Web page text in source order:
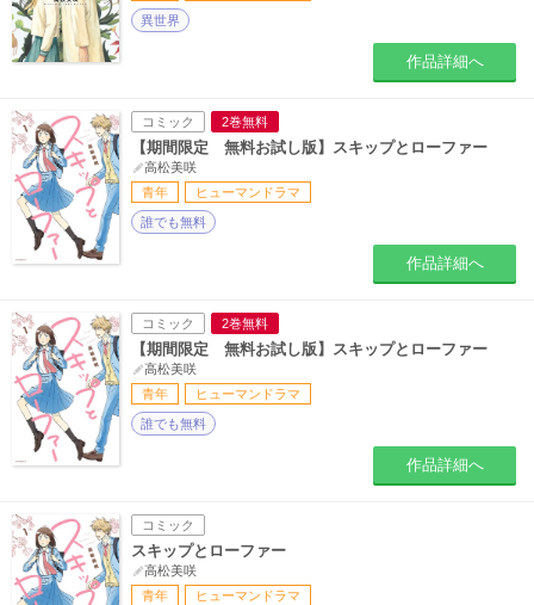
異世界
作品詳細へ
コミック 2巻無料
【期間限定 無料お試し版】スキップとローファー
高松美咲
青年
ヒューマンドラマ
誰でも無料
作品詳細へ
コミック 2巻無料
【期間限定 無料お試し版】スキップとローファー
高松美咲
青年
ヒューマンドラマ
誰でも無料
作品詳細へ
コミック
スキップとローファー
高松美咲
青年
ヒューマンドラマ